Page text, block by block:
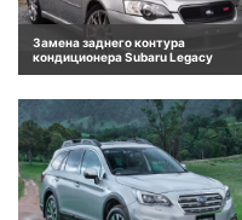
Замена заднего контура
кондиционера Subaru Legacy